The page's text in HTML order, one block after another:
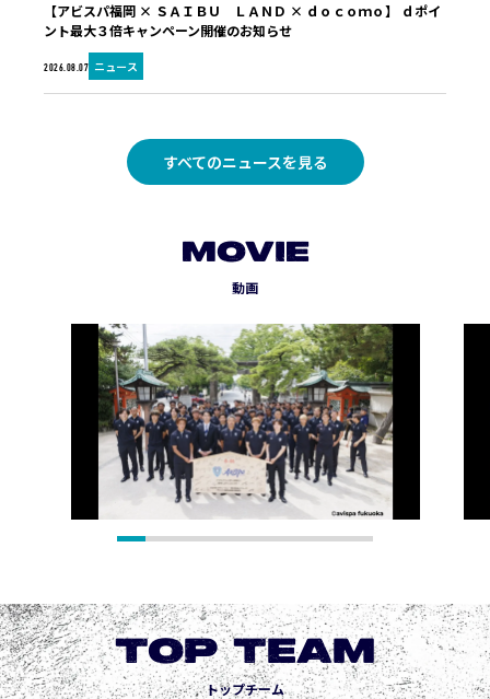
2026.08.07 ニュース
【アビスパ福岡 × ＳＡＩＢＵ ＬＡＮＤ × ｄｏｃｏｍｏ】 ｄポイ
ント最大３倍キャンペーン開催のお知らせ
すべてのニュースを見る
MOVIE
動画
TOP TEAM
トップチーム